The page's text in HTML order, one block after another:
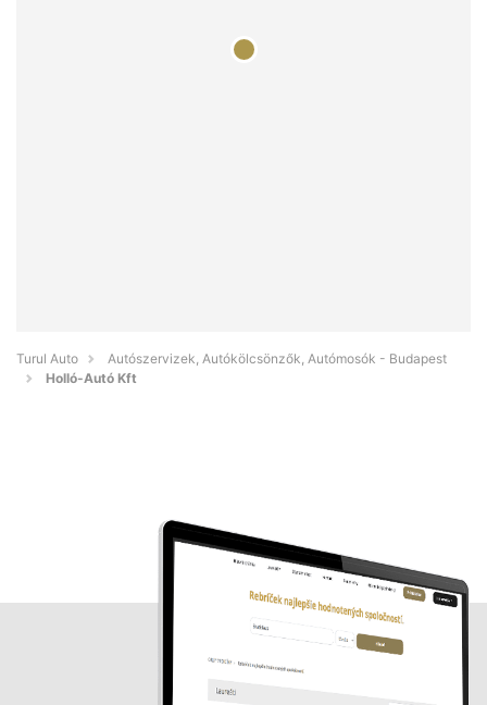
Turul Auto
Autószervizek, Autókölcsönzők, Autómosók - Budapest
Holló-Autó Kft